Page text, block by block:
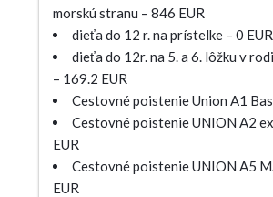
morskú stranu – 846 EUR
dieťa do 12 r. na prístelke – 0 EUR
dieťa do 12r. na 5. a 6. lôžku v
– 169.2 EUR
Cestovné poistenie Union A1
Cestovné poistenie UNION A2
EUR
Cestovné poistenie UNION A5
EUR